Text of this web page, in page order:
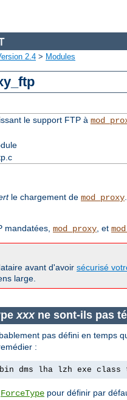
2.4 > Modules
le support FTP à
le chargement de mod_proxy
mandatées, mod_proxy, et
avant d'avoir sécurisé
large.
xxxne sont-ils pas
pas défini en temps
:
dms lha lzh exe class
ForceType pour définir par